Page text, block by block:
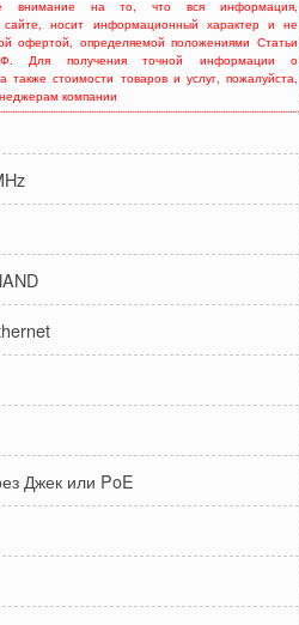
внимание на то, что вся информация,
носит информационный характер и не
офертой, определяемой положениями Статьи
получения точной информации о
также стоимости товаров и услуг, пожалуйста,
компании
Джек или PoE